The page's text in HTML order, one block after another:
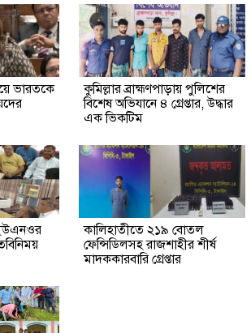
ভারতকে
কুমিল্লার ব্রাহ্মণপাড়ায় পুলিশের
বিশেষ অভিযানে ৪ গ্রেপ্তার, উদ্ধার
এক ভিকটিম
ইউএনওর
কালিহাতীতে ২১৯ বোতল
ফেন্সিডিলসহ রাজশাহীর শীর্ষ
মাদককারবারি গ্রেপ্তার